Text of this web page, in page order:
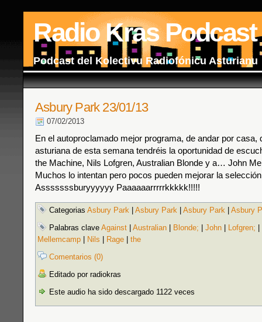
Radio Kras Podcast
Podcast del Kolectivu Radiofónicu Asturianu
Asbury Park 23/01/13
07/02/2013
En el autoproclamado mejor programa, de andar por casa,
asturiana de esta semana tendréis la oportunidad de
the Machine, Nils Lofgren, Australian Blonde y a… John
Muchos lo intentan pero pocos pueden mejorar la
Asssssssburyyyyyy Paaaaaarrrrrkkkkk!!!!!
Categorias Asbury Park Asbury Park Asbury Park
Asbury
Palabras clave Against Australian Blonde; John Lofgren;
Mellemcamp
Nils Rage
the
Comentarios (0)
Editado por radiokras
Este audio ha sido descargado 1122 veces